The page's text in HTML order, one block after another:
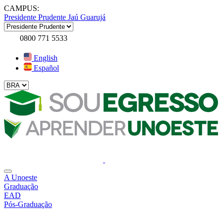
CAMPUS:
Presidente Prudente Jaú Guarujá
0800 771 5533
English
Español
A Unoeste
Graduação
EAD
Pós-Graduação